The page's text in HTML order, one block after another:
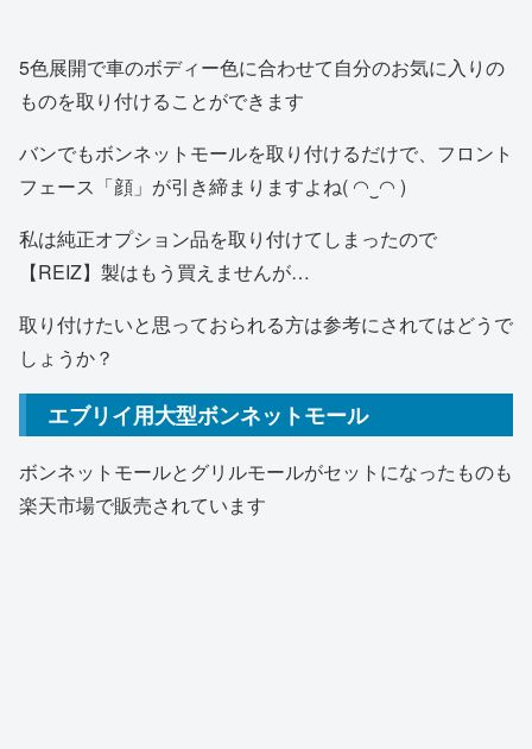
5色展開で車のボディー色に合わせて自分のお気に入りの
ものを取り付けることができます
バンでもボンネットモールを取り付けるだけで、フロント
フェース「顔」が引き締まりますよね( ◠‿◠ )
私は純正オプション品を取り付けてしまったので
【REIZ】製はもう買えませんが…
取り付けたいと思っておられる方は参考にされてはどうで
しょうか？
エブリイ用大型ボンネットモール
ボンネットモールとグリルモールがセットになったものも
楽天市場で販売されています